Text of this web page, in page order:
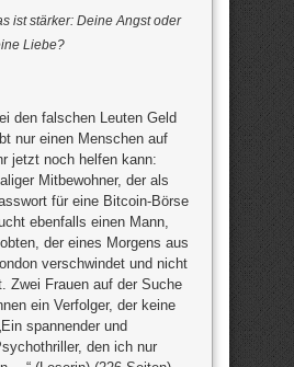
ist stärker: Deine Angst oder
Liebe?
den falschen Leuten Geld
nur einen Menschen auf
jetzt noch helfen kann:
Mitbewohner, der als
für eine Bitcoin-Börse
ebenfalls einen Mann,
der eines Morgens aus
verschwindet und nicht
Zwei Frauen auf der Suche
ein Verfolger, der keine
spannender und
den ich nur